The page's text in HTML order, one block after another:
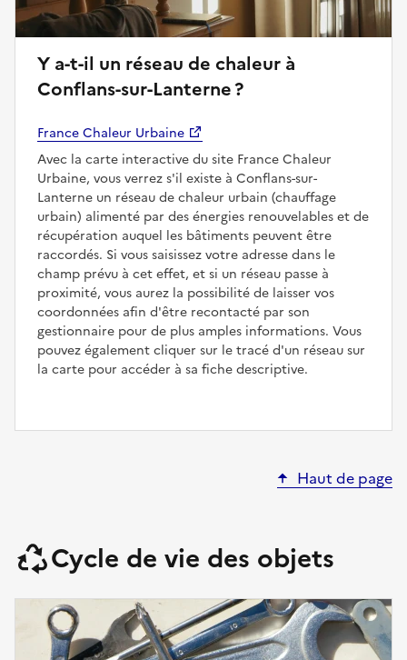
Y a-t-il un réseau de chaleur à
Conflans-sur-Lanterne ?
France Chaleur Urbaine
Avec la carte interactive du site France Chaleur
Urbaine, vous verrez s'il existe à Conflans-sur-
Lanterne un réseau de chaleur urbain (chauffage
urbain) alimenté par des énergies renouvelables et de
récupération auquel les bâtiments peuvent être
raccordés. Si vous saisissez votre adresse dans le
champ prévu à cet effet, et si un réseau passe à
proximité, vous aurez la possibilité de laisser vos
coordonnées afin d'être recontacté par son
gestionnaire pour de plus amples informations. Vous
pouvez également cliquer sur le tracé d'un réseau sur
la carte pour accéder à sa fiche descriptive.
Haut de page
Cycle de vie des objets